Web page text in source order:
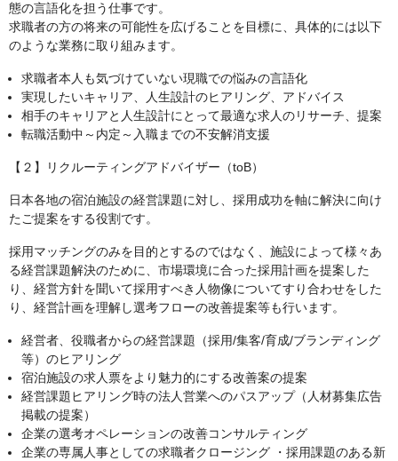
態の言語化を担う仕事です。
求職者の方の将来の可能性を広げることを目標に、具体的には以下
のような業務に取り組みます。
求職者本人も気づけていない現職での悩みの言語化
実現したいキャリア、人生設計のヒアリング、アドバイス
相手のキャリアと人生設計にとって最適な求人のリサーチ、提案
転職活動中～内定～入職までの不安解消支援
【２】リクルーティングアドバイザー（toB）
日本各地の宿泊施設の経営課題に対し、採用成功を軸に解決に向け
たご提案をする役割です。
採用マッチングのみを目的とするのではなく、施設によって様々あ
る経営課題解決のために、市場環境に合った採用計画を提案した
り、経営方針を聞いて採用すべき人物像についてすり合わせをした
り、経営計画を理解し選考フローの改善提案等も行います。
経営者、役職者からの経営課題（採用/集客/育成/ブランディング
等）のヒアリング
宿泊施設の求人票をより魅力的にする改善案の提案
経営課題ヒアリング時の法人営業へのパスアップ（人材募集広告
掲載の提案）
企業の選考オペレーションの改善コンサルティング
企業の専属人事としての求職者クロージング ・採用課題のある新